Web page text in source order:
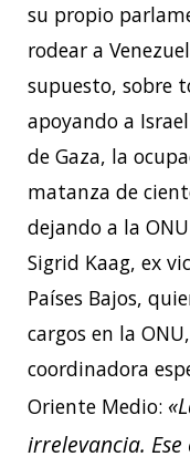
su propio
rodear a
supuesto, sobre
apoyando a
de Gaza, la
matanza de
dejando a la
Sigrid Kaag, ex
Países Bajos,
cargos en la
coordinadora
Oriente Medio:
irrelevancia. Ese